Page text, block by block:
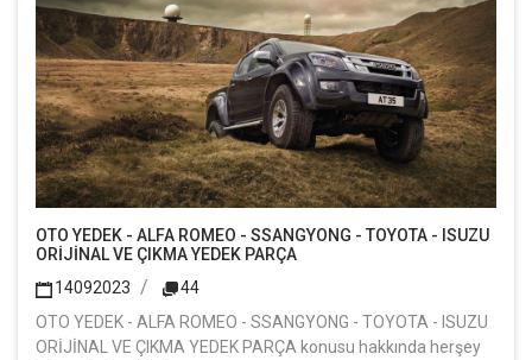
OTO YEDEK - ALFA ROMEO - SSANGYONG - TOYOTA - ISUZU
ORİJİNAL VE ÇIKMA YEDEK PARÇA
14092023
44
OTO YEDEK - ALFA ROMEO - SSANGYONG - TOYOTA - ISUZU
ORİJİNAL VE ÇIKMA YEDEK PARÇA konusu hakkında herşey